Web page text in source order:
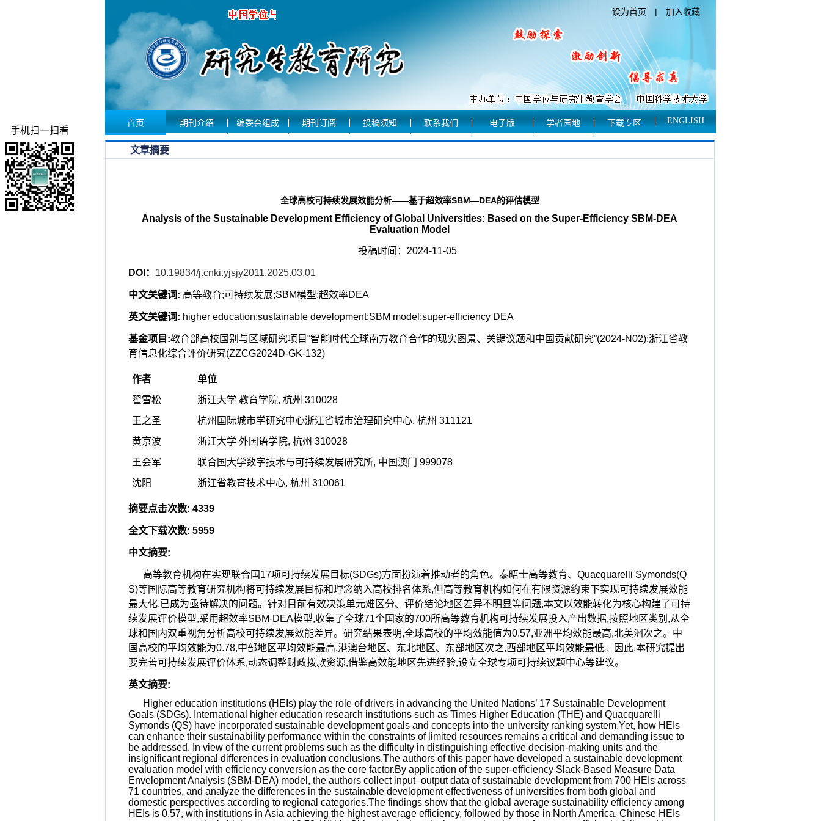
设为首页 | 加入收藏
首页 期刊介绍 编委会组成 期刊订阅 投稿须知 联系我们 电子版 学者园地 下载专区 ENGLISH
文章摘要
全球高校可持续发展效能分析——基于超效率SBM—DEA的评估模型
Analysis of the Sustainable Development Efficiency of Global Universities: Based on the Super-Efficiency SBM-DEA
Evaluation Model
投稿时间：2024-11-05
DOI： 10.19834/j.cnki.yjsjy2011.2025.03.01
中文关键词: 高等教育;可持续发展;SBM模型;超效率DEA
英文关键词: higher education;sustainable development;SBM model;super-efficiency DEA
基金项目 :教育部高校国别与区域研究项目“智能时代全球南方教育合作的现实图景、关键议题和中国贡献研究”(2024-N02);浙江省教
育信息化综合评价研究(ZZCG2024D-GK-132)
作者
单位
翟雪松
浙江大学 教育学院, 杭州 310028
王之圣
杭州国际城市学研究中心浙江省城市治理研究中心, 杭州 311121
黄京波
浙江大学 外国语学院, 杭州 310028
王会军
联合国大学数字技术与可持续发展研究所, 中国澳门 999078
沈阳
浙江省教育技术中心, 杭州 310061
摘要点击次数: 4339
全文下载次数: 5959
中文摘要:
高等教育机构在实现联合国17项可持续发展目标(SDGs)方面扮演着推动者的角色。泰晤士高等教育、Quacquarelli Symonds(Q
S)等国际高等教育研究机构将可持续发展目标和理念纳入高校排名体系,但高等教育机构如何在有限资源约束下实现可持续发展效能
最大化,已成为亟待解决的问题。针对目前有效决策单元难区分、评价结论地区差异不明显等问题,本文以效能转化为核心构建了可持
续发展评价模型,采用超效率SBM-DEA模型,收集了全球71个国家的700所高等教育机构可持续发展投入产出数据,按照地区类别,从全
球和国内双重视角分析高校可持续发展效能差异。研究结果表明,全球高校的平均效能值为0.57,亚洲平均效能最高,北美洲次之。中
国高校的平均效能为0.78,中部地区平均效能最高,港澳台地区、东北地区、东部地区次之,西部地区平均效能最低。因此,本研究提出
要完善可持续发展评价体系,动态调整财政拨款资源,借鉴高效能地区先进经验,设立全球专项可持续议题中心等建议。
英文摘要:
Higher education institutions (HEIs) play the role of drivers in advancing the United Nations’ 17 Sustainable Development
Goals (SDGs). International higher education research institutions such as Times Higher Education (THE) and Quacquarelli
Symonds (QS) have incorporated sustainable development goals and concepts into the university ranking system.Yet, how HEIs
can enhance their sustainability performance within the constraints of limited resources remains a critical and demanding issue to
be addressed. In view of the current problems such as the difficulty in distinguishing effective decision-making units and the
insignificant regional differences in evaluation conclusions.The authors of this paper have developed a sustainable development
evaluation model with efficiency conversion as the core factor.By application of the super-efficiency Slack-Based Measure Data
Envelopment Analysis (SBM-DEA) model, the authors collect input–output data of sustainable development from 700 HEIs across
71 countries, and analyze the differences in the sustainable development effectiveness of universities from both global and
domestic perspectives according to regional categories.The findings show that the global average sustainability efficiency among
HEIs is 0.57, with institutions in Asia achieving the highest average efficiency, followed by those in North America. Chinese HEIs
手机扫一扫看